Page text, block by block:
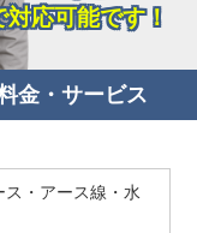
応可能です！
金・サービス
・アース線・水